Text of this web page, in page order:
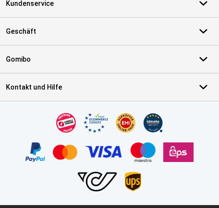
Kundenservice
Geschäft
Gomibo
Kontakt und Hilfe